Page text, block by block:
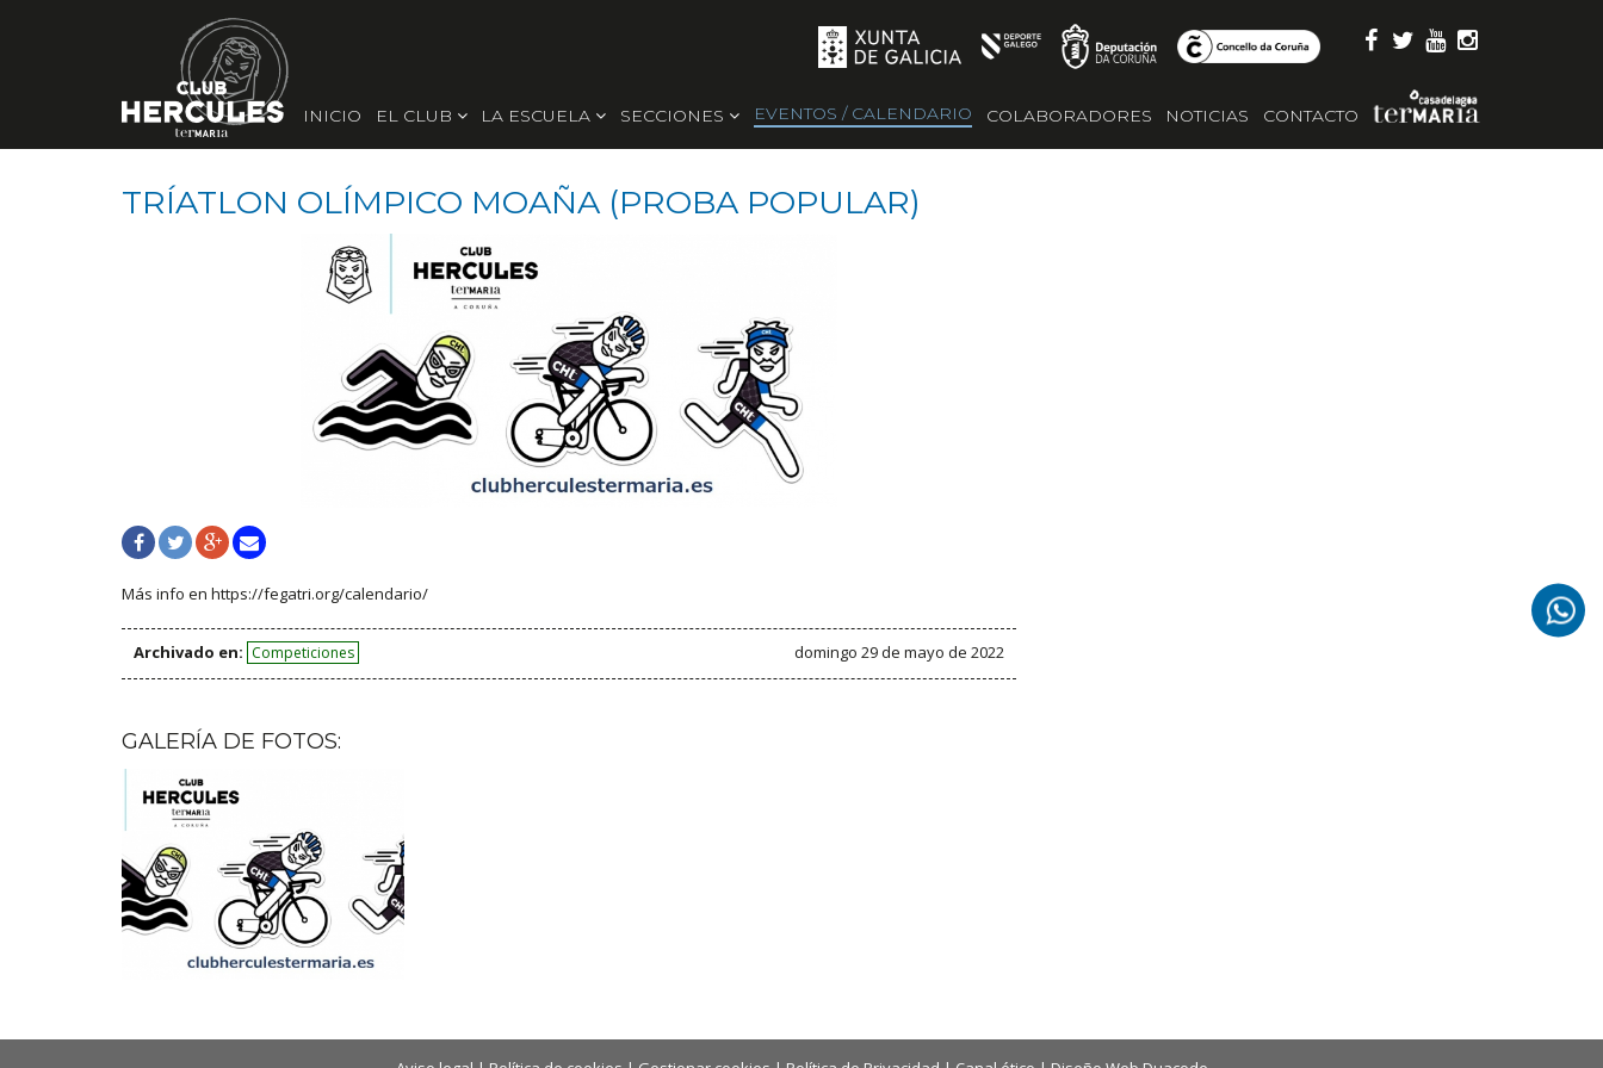
INICIO EL CLUB LA ESCUELA SECCIONES EVENTOS / CALENDARIO COLABORADORES NOTICIAS CONTACTO
TRÍATLON OLÍMPICO MOAÑA (PROBA POPULAR)
Más info en https://fegatri.org/calendario/
Archivado en: Competiciones domingo 29 de mayo de 2022
GALERÍA DE FOTOS: